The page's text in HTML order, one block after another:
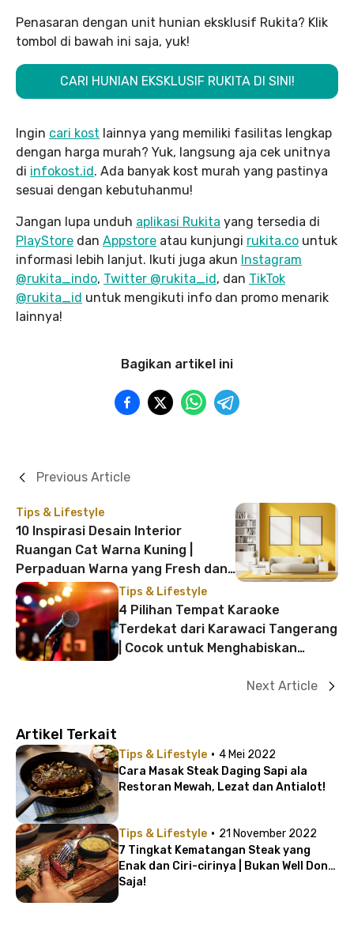
Penasaran dengan unit hunian eksklusif Rukita? Klik
tombol di bawah ini saja, yuk!
CARI HUNIAN EKSKLUSIF RUKITA DI SINI!
Ingin cari kost lainnya yang memiliki fasilitas lengkap
dengan harga murah? Yuk, langsung aja cek unitnya
di infokost.id. Ada banyak kost murah yang pastinya
sesuai dengan kebutuhanmu!
Jangan lupa unduh aplikasi Rukita yang tersedia di
PlayStore dan Appstore atau kunjungi rukita.co untuk
informasi lebih lanjut. Ikuti juga akun Instagram
@rukita_indo, Twitter @rukita_id, dan TikTok
@rukita_id untuk mengikuti info dan promo menarik
lainnya!
Bagikan artikel ini
Tips & Lifestyle
10 Inspirasi Desain Interior
Ruangan Cat Warna Kuning |
Perpaduan Warna yang Fresh dan
Estetik!
Previous Article
Tips & Lifestyle
4 Pilihan Tempat Karaoke
Terdekat dari Karawaci Tangerang
| Cocok untuk Menghabiskan
Next Article
Artikel Terkait
Tips & Lifestyle · 4 Mei 2022
Cara Masak Steak Daging Sapi ala
Restoran Mewah, Lezat dan Antialot!
Tips & Lifestyle · 21 November 2022
7 Tingkat Kematangan Steak yang
Enak dan Ciri-cirinya | Bukan Well Done
Saja!